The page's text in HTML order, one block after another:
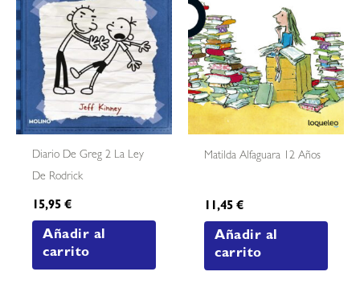
Diario De Greg 2 La Ley
De Rodrick
15,95€
Añadir al
carrito
Matilda Alfaguara 12 Años
11,45€
Añadir al
carrito